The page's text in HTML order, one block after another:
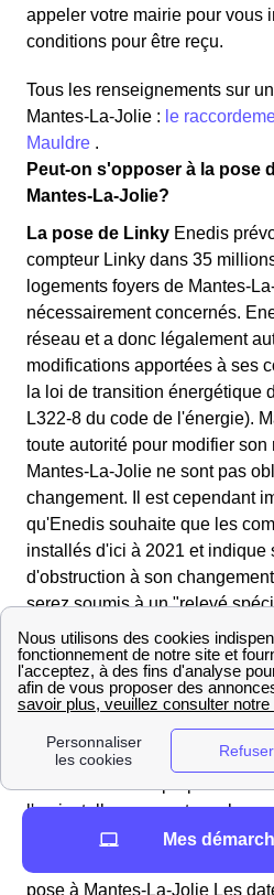
appeler votre mairie pour vous
conditions pour être reçu.
Tous les renseignements sur
Mantes-La-Jolie : le
Mauldre .
Peut-on s'opposer à la pose
Mantes-La-Jolie?
La pose de Linky Enedis
compteur Linky dans 35
logements foyers de Mantes-
nécessairement concernés.
réseau et a donc légalement
modifications apportées à ses
la loi de transition énergétique
L322-8 du code de l'énergie).
toute autorité pour modifier
Mantes-La-Jolie ne sont pas
changement. Il est cependant
qu'Enedis souhaite que les
installés d'ici à 2021 et indique
d'obstruction à son
serez soumis à un "relevé
fois par an". Il est possible de
compteur mais vos tarifs
Je refuse que l'on installe un
Enedis peut installer le
présence dès lors que l'on
l'on installe ce compteur chez
envoyant une lettre
pose à Mantes-La-Jolie Les
Mes